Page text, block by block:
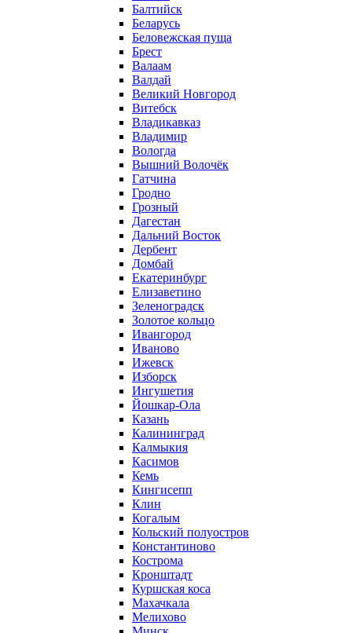
Балтийск
Беларусь
Беловежская пуща
Брест
Валаам
Валдай
Великий Новгород
Витебск
Владикавказ
Владимир
Вологда
Вышний Волочёк
Гатчина
Гродно
Грозный
Дагестан
Дальний Восток
Дербент
Домбай
Екатеринбург
Елизаветино
Зеленоградск
Золотое кольцо
Ивангород
Иваново
Ижевск
Изборск
Ингушетия
Йошкар-Ола
Казань
Калининград
Калмыкия
Касимов
Кемь
Кингисепп
Клин
Когалым
Кольский полуостров
Константиново
Кострома
Кронштадт
Куршская коса
Махачкала
Мелихово